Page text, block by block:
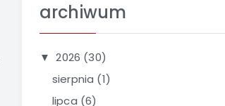
archiwum
▼ 2026 (30)
sierpnia (1)
lipca (6)